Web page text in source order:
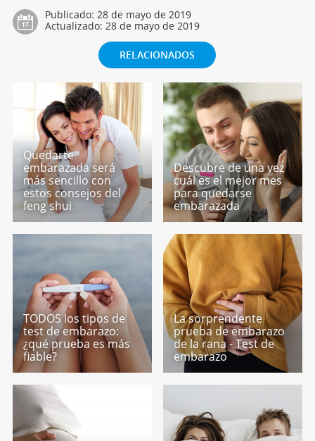
Publicado: 28 de mayo de 2019
Actualizado: 28 de mayo de 2019
RELACIONADOS
Quedarte
embarazada será
más sencillo con
estos consejos del
feng shui
Descubre de una vez
cuál es el mejor mes
para quedarse
embarazada
TODOS los tipos de
test de embarazo:
¿qué prueba es más
fiable?
La sorprendente
prueba de embarazo
de la rana - Test de
embarazo